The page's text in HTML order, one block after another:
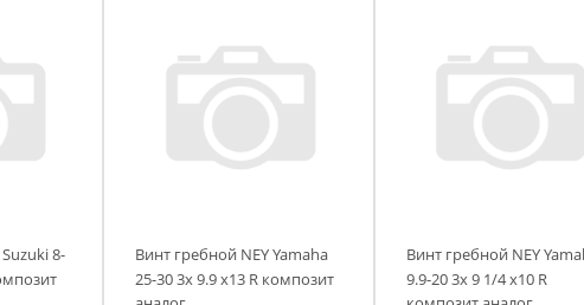
8-
Винт гребной NEY Yamaha
25-30 3х 9.9 х13 R композит
Винт гребной NEY
9.9-20 3х 9 1/4 х10 R